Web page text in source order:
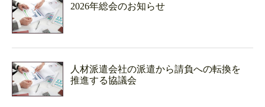
2026年総会のお知らせ
人材派遣会社の派遣から請負への転換を
推進する協議会